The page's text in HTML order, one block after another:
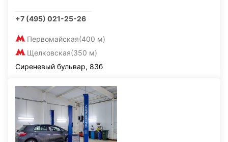
+7 (495) 021-25-26
Первомайская(400 м)
Щелковская(350 м)
Сиреневый бульвар, 83б